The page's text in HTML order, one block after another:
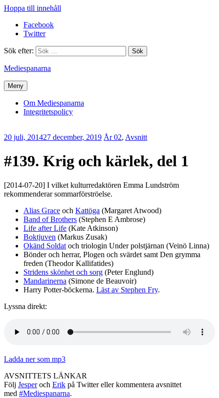
Hoppa till innehåll
Facebook
Twitter
Sök efter:
Mediespanarna
Meny
Om Mediespanarna
Integritetspolicy
20 juli, 201427 december, 2019 Erik
År 02, Avsnitt
#139. Krig och kärlek, del 1
[2014-07-20] I vilket kulturredaktören Emma Lundström
rekommenderar sommarförströelse.
Alias Grace och Kattöga (Margaret Atwood)
Band of Brothers (Stephen E Ambrose)
Life after Life (Kate Atkinson)
Boktjuven (Markus Zusak)
Okänd Soldat och triologin Under polstjärnan (Veinö Linna)
Bönder och herrar, Plogen och svärdet samt Den grymma
freden (Theodor Kallifatides)
Stridens skönhet och sorg (Peter Englund)
Mandarinerna (Simone de Beauvoir)
Harry Potter-böckerna. Läst av Stephen Fry.
Lyssna direkt:
Ladda ner som mp3
AVSNITTETS LÄNKAR
Följ Jesperoch Erik på Twitter eller kommentera avsnittet
med #Mediespanarna.